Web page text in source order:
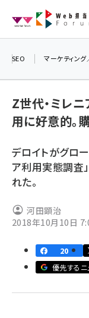
ン
ai (2811)
セミナー
z世代
meo
SEO マーケティン
Z世代・ミレ
用に好意的。
デロイトがグロ
ア利用実態調査
れた。
河田顕治
2018年10月10日
20
優先する